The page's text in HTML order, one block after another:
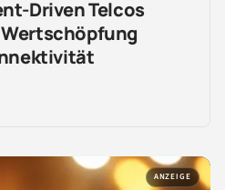
Driven Telcos
ANZEIGE